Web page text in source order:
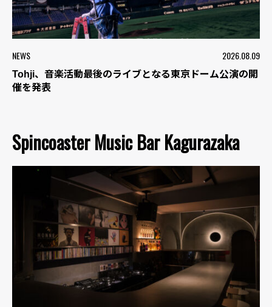
NEWS 2026.08.09
Tohji、音楽活動最後のライブとなる東京ドーム公演の開
催を発表
Spincoaster Music Bar Kagurazaka